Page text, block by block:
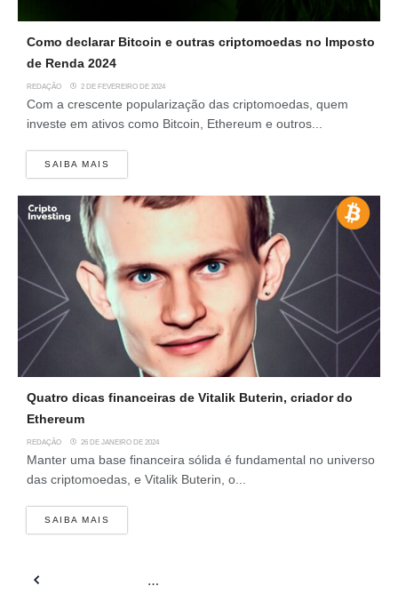
Como declarar Bitcoin e outras criptomoedas no Imposto
de Renda 2024
REDAÇÃO 2 DE FEVEREIRO DE 2024
Com a crescente popularização das criptomoedas, quem
investe em ativos como Bitcoin, Ethereum e outros...
SAIBA MAIS
Quatro dicas financeiras de Vitalik Buterin, criador do
Ethereum
REDAÇÃO 26 DE JANEIRO DE 2024
Manter uma base financeira sólida é fundamental no universo
das criptomoedas, e Vitalik Buterin, o...
SAIBA MAIS
…